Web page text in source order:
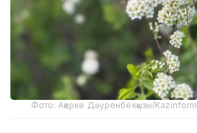
Фото: Ақерке Дәуренбекқызы/Kazinform